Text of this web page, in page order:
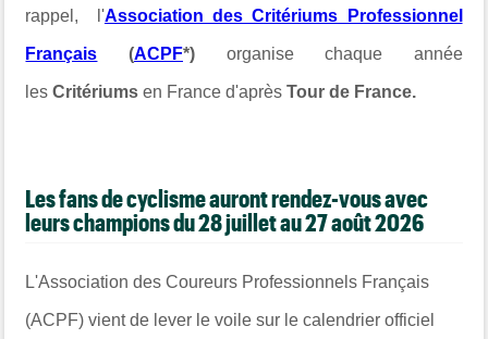
rappel, l'Association des Critériums Professionnel
Français (ACPF*) organise chaque année
lesCritériums en France d'après Tour de France.
Les fans de cyclisme auront rendez-vous avec
leurs champions du 28 juillet au 27 août 2026
L'Association des Coureurs Professionnels Français
(ACPF) vient de lever le voile sur le calendrier officiel